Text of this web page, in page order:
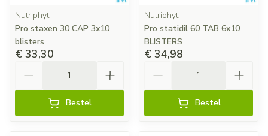
Nutriphyt
Pro staxen 30 CAP 3x10
blisters
€ 33,30
Bestel
Nutriphyt
Pro statidil 60 TAB 6x10
BLISTERS
€ 34,98
Bestel